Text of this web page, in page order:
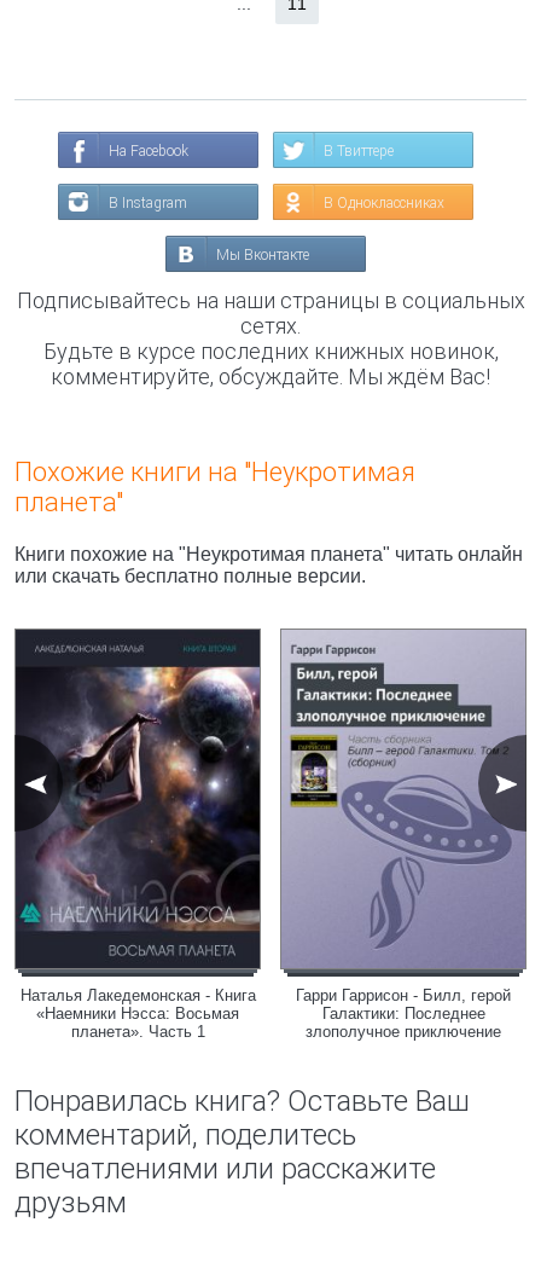
На Facebook В Твиттере
В Instagram В Одноклассниках
Мы Вконтакте
Подписывайтесь на наши страницы в социальных
сетях.
Будьте в курсе последних книжных новинок,
комментируйте, обсуждайте. Мы ждём Вас!
Похожие книги на "Неукротимая
планета"
Книги похожие на "Неукротимая планета" читать онлайн
или скачать бесплатно полные версии.
Наталья Лакедемонская - Книга
«Наемники Нэсса: Восьмая
планета». Часть 1
Гарри Гаррисон - Билл, герой
Галактики: Последнее
злополучное приключение
Понравилась книга? Оставьте Ваш
комментарий, поделитесь
впечатлениями или расскажите
друзьям